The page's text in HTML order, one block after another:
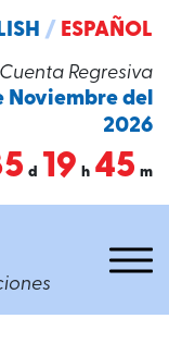
Cuenta Regresiva
Noviembre del
2026
d 19 h 45 m
/ ESPAÑOL